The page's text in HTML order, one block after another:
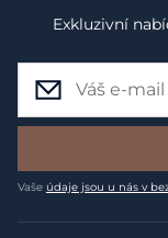
Exkluzivní
Vaše údaje jsou u nás v